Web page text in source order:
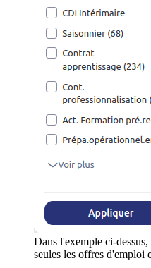
Dans l'exemple ci-
seules les offres d'emploi